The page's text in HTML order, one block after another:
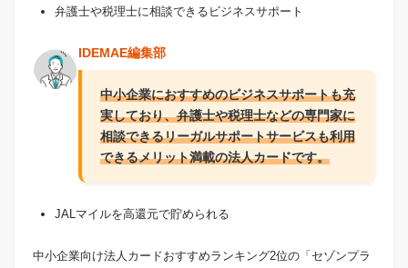
弁護士や税理士に相談できるビジネスサポート
IDEMAE編集部
中小企業におすすめのビジネスサポートも充
実しており、弁護士や税理士などの専門家に
相談できるリーガルサポートサービスも利用
できるメリット満載の法人カードです。
JALマイルを高還元で貯められる
中小企業向け法人カードおすすめランキング2位の「セゾンプラ